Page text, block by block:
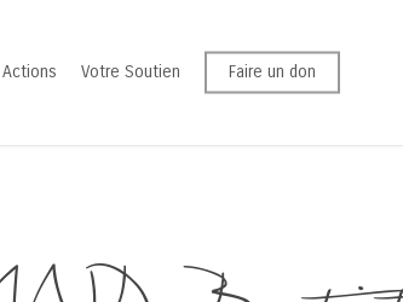
Votre Soutien Faire un don